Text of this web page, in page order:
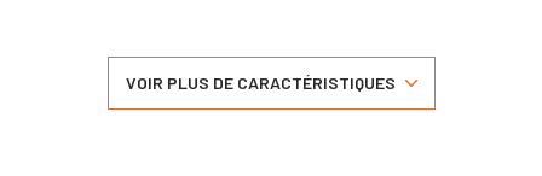
VOIR PLUS DE CARACTÉRISTIQUES